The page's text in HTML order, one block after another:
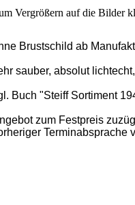
Vergrößern auf die Bilder
Brustschild ab
sauber, absolut
Buch "Steiff Sortiment
zum Festpreis
Terminabsprache